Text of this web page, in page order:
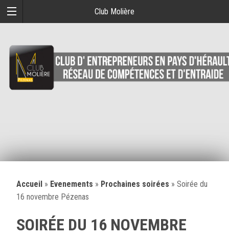
Club Molière
Accueil » Evenements » Prochaines soirées » Soirée du
16 novembre Pézenas
SOIRÉE DU 16 NOVEMBRE